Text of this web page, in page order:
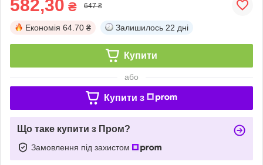
582,30 ₴ 647 ₴
Економія 64.70 ₴ Залишилось 22 дні
Купити
або
Купити з
Що таке купити з Пром?
Замовлення під захистом